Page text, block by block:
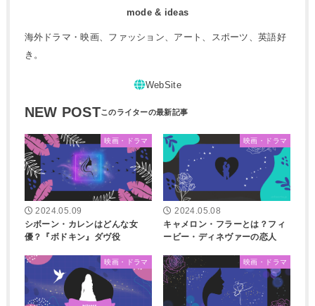
mode & ideas
海外ドラマ・映画、ファッション、アート、スポーツ、英語好
き。
NEW POST
映画・ドラマ
2024.05.09
シボーン・カレンはどんな女
優？『ボドキン』ダヴ役
映画・ドラマ
2024.05.08
キャメロン・フラーとは？フィ
ービー・ディネヴァーの恋人
映画・ドラマ 映画・ドラマ